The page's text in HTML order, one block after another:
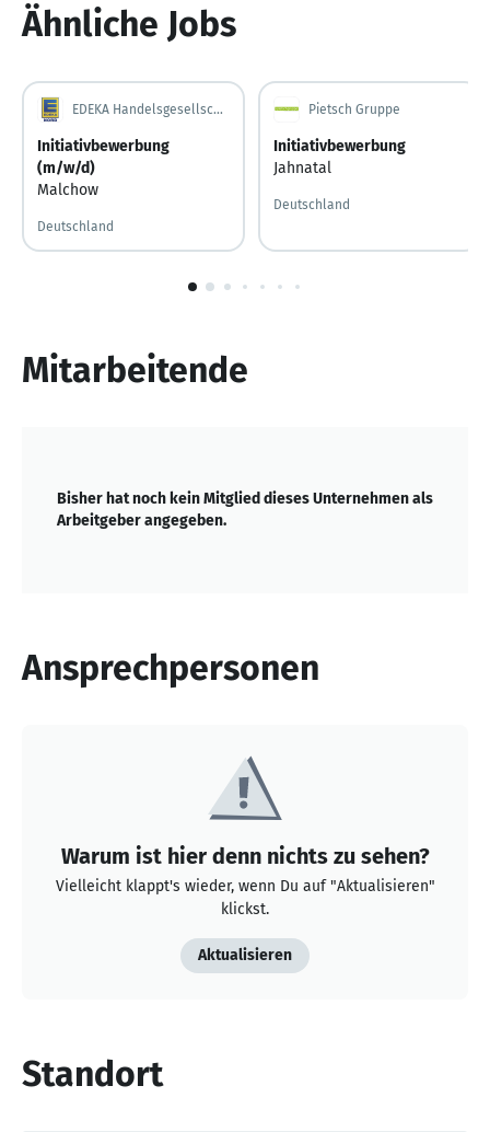
Ähnliche Jobs
EDEKA Handelsgesellschaft Nord mbH
Initiativbewerbung
(m/w/d)
Malchow
Deutschland
Pietsch Gruppe
Initiativbewerbung
Jahnatal
Deutschland
1
Mitarbeitende
Bisher hat noch kein Mitglied dieses Unternehmen als
Arbeitgeber angegeben.
Ansprechpersonen
Warum ist hier denn nichts zu sehen?
Vielleicht klappt's wieder, wenn Du auf "Aktualisieren"
klickst.
Aktualisieren
Standort